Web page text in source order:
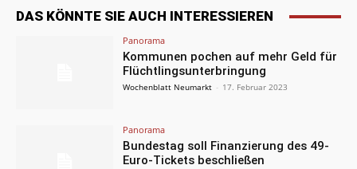
DAS KÖNNTE SIE AUCH INTERESSIEREN
Panorama
Kommunen pochen auf mehr Geld für
Flüchtlingsunterbringung
Wochenblatt Neumarkt - 17. Februar 2023
Panorama
Bundestag soll Finanzierung des 49-
Euro-Tickets beschließen